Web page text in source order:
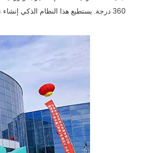
360 درجة. يستطيع هذا النظام الذكي